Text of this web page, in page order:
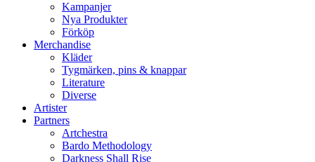
Kampanjer
Nya Produkter
Förköp
Merchandise
Kläder
Tygmärken, pins & knappar
Literature
Diverse
Artister
Partners
Artchestra
Bardo Methodology
Darkness Shall Rise